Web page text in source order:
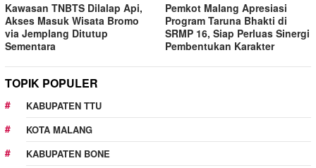
Kawasan TNBTS Dilalap Api,
Akses Masuk Wisata Bromo
via Jemplang Ditutup
Sementara
Pemkot Malang Apresiasi
Program Taruna Bhakti di
SRMP 16, Siap Perluas Sinergi
Pembentukan Karakter
TOPIK POPULER
KABUPATEN TTU
KOTA MALANG
KABUPATEN BONE